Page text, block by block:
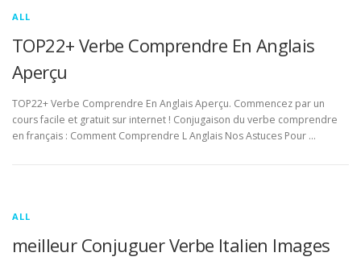
ALL
TOP22+ Verbe Comprendre En Anglais
Aperçu
TOP22+ Verbe Comprendre En Anglais Aperçu. Commencez par un
cours facile et gratuit sur internet ! Conjugaison du verbe comprendre
en français : Comment Comprendre L Anglais Nos Astuces Pour …
ALL
meilleur Conjuguer Verbe Italien Images